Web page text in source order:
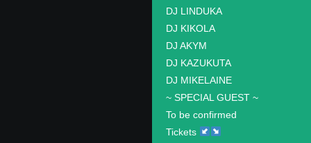
DJ LINDUKA
DJ KIKOLA
DJ AKYM
DJ KAZUKUTA
DJ MIKELAINE
~ SPECIAL GUEST ~
To be confirmed
Tickets